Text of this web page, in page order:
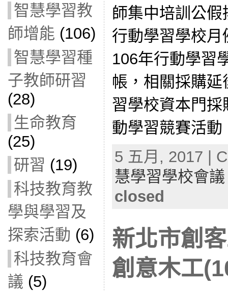
智慧學習教
師增能 (106)
智慧學習種
子教師研習
(28)
生命教育
(25)
研習 (19)
科技教育教
學與學習及
探索活動 (6)
科技教育會
議 (5)
師集中培訓公
行動學習學校
106年行動學習
帳，相關採購
習學校資本門
動學習競賽活
5 五月, 2017 |
慧學習學校會議
closed
新北市創
創意木工